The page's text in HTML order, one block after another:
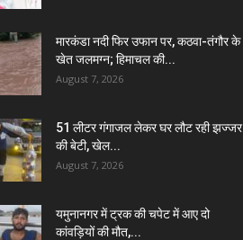
मारकंडा नदी फिर उफान पर, कठवा-तंगौर के
खेत जलमग्न; हिमाचल की...
August 7, 2026
51 लीटर गंगाजल लेकर घर लौट रही झज्जर
की बेटी, खेल...
August 7, 2026
यमुनानगर में ट्रक की चपेट में आए दो
कांवड़ियों की मौत,...